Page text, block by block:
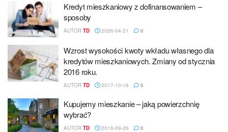
Kredyt mieszkaniowy z dofinansowaniem –
sposoby
AUTOR TD 2026-04-21 0
Wzrost wysokości kwoty wkładu własnego dla
kredytów mieszkaniowych. Zmiany od stycznia
2016 roku.
AUTOR TD 2017-10-16 0
Kupujemy mieszkanie – jaką powierzchnię
wybrać?
AUTOR TD 2016-09-26 0